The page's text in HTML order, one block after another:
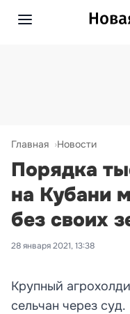
Главная Новости
Порядка
на Кубани
без своих
28 января 2021, 13:38
Крупный
сельчан через суд.